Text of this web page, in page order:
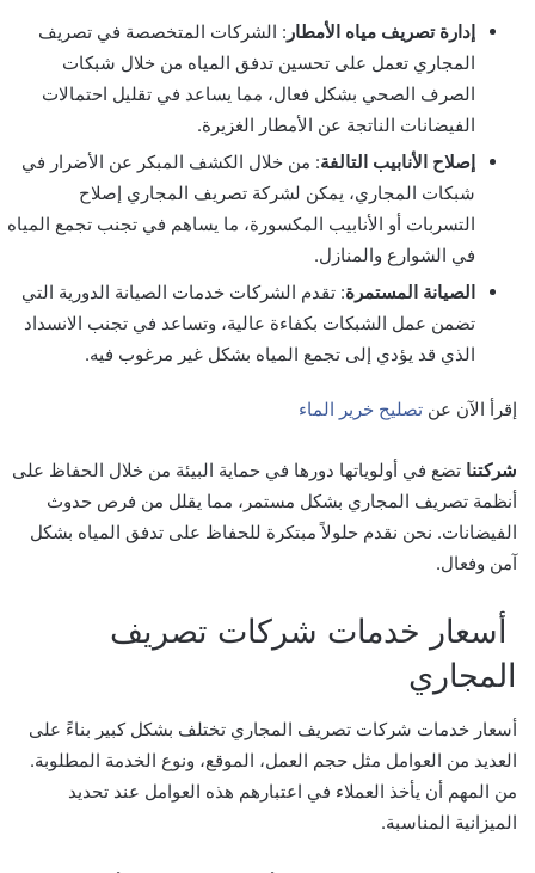
إدارة تصريف مياه الأمطار : الشركات المتخصصة في تصريف
المجاري تعمل على تحسين تدفق المياه من خلال شبكات
الصرف الصحي بشكل فعال، مما يساعد في تقليل احتمالات
الفيضانات الناتجة عن الأمطار الغزيرة.
إصلاح الأنابيب التالفة: من خلال الكشف المبكر عن الأضرار في
شبكات المجاري، يمكن لشركة تصريف المجاري إصلاح
التسربات أو الأنابيب المكسورة، ما يساهم في تجنب تجمع المياه
في الشوارع والمنازل.
الصيانة المستمرة: تقدم الشركات خدمات الصيانة الدورية التي
تضمن عمل الشبكات بكفاءة عالية، وتساعد في تجنب الانسداد
الذي قد يؤدي إلى تجمع المياه بشكل غير مرغوب فيه.
إقرأ الآن عن تصليح خرير الماء
شركتنا تضع في أولوياتها دورها في حماية البيئة من خلال الحفاظ على
أنظمة تصريف المجاري بشكل مستمر، مما يقلل من فرص حدوث
الفيضانات. نحن نقدم حلولاً مبتكرة للحفاظ على تدفق المياه بشكل
آمن وفعال.
أسعار خدمات شركات تصريف
المجاري
أسعار خدمات شركات تصريف المجاري تختلف بشكل كبير بناءً على
العديد من العوامل مثل حجم العمل، الموقع، ونوع الخدمة المطلوبة.
من المهم أن يأخذ العملاء في اعتبارهم هذه العوامل عند تحديد
الميزانية المناسبة.